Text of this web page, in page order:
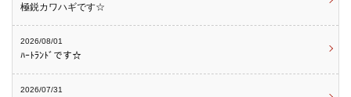
極鋭カワハギです☆
2026/08/01
ﾊｰﾄﾗﾝﾄﾞです☆
2026/07/31